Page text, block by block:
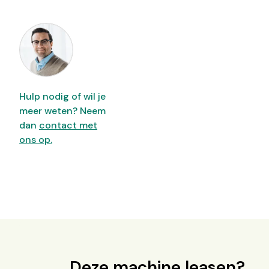
Hulp nodig of wil je
meer weten? Neem
dan contact met
ons op.